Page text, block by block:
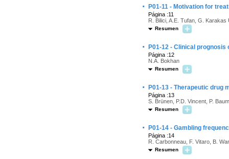
· P01-11 - Motivation for
Página :11
R. Bilici, A.E. Tufan, G.
Resumen
· P01-12 - Clinical
Página :12
N.A. Bokhan
Resumen
· P01-13 - Therapeutic drug
Página :13
S. Brünen, P.D. Vincent, P.
Resumen
· P01-14 - Gambling
Página :14
R. Carbonneau, F. Vitaro, B.
Resumen